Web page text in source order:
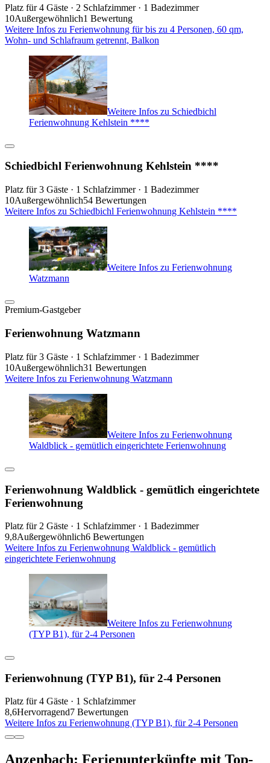
Platz für 4 Gäste · 2 Schlafzimmer · 1 Badezimmer
10Außergewöhnlich1 Bewertung
Weitere Infos zu Ferienwohnung für bis zu 4 Personen, 60 qm,
Wohn- und Schlafraum getrennt, Balkon
Weitere Infos zu Schiedbichl
Ferienwohnung Kehlstein ****
Schiedbichl Ferienwohnung Kehlstein ****
Platz für 3 Gäste · 1 Schlafzimmer · 1 Badezimmer
10Außergewöhnlich54 Bewertungen
Weitere Infos zu Schiedbichl Ferienwohnung Kehlstein ****
Weitere Infos zu Ferienwohnung
Watzmann
Premium-Gastgeber
Ferienwohnung Watzmann
Platz für 3 Gäste · 1 Schlafzimmer · 1 Badezimmer
10Außergewöhnlich31 Bewertungen
Weitere Infos zu Ferienwohnung Watzmann
Weitere Infos zu Ferienwohnung
Waldblick - gemütlich eingerichtete Ferienwohnung
Ferienwohnung Waldblick - gemütlich eingerichtete
Ferienwohnung
Platz für 2 Gäste · 1 Schlafzimmer · 1 Badezimmer
9,8Außergewöhnlich6 Bewertungen
Weitere Infos zu Ferienwohnung Waldblick - gemütlich
eingerichtete Ferienwohnung
Weitere Infos zu Ferienwohnung
(TYP B1), für 2-4 Personen
Ferienwohnung (TYP B1), für 2-4 Personen
Platz für 4 Gäste · 1 Schlafzimmer
8,6Hervorragend7 Bewertungen
Weitere Infos zu Ferienwohnung (TYP B1), für 2-4 Personen
Anzenbach: Ferienunterkünfte mit Top-